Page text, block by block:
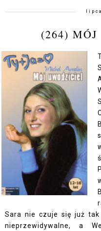
(264)
Sara nie czuje się już tak
nieprzewidywalne, a